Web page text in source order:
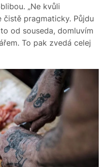
„Ne kvůli
čistě pragmaticky. Půjdu
od souseda, domluvím
To pak zvedá celej